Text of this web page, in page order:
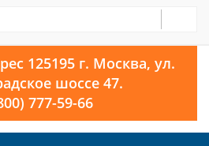
125195 г. Москва, ул.
шоссе 47.
777-59-66